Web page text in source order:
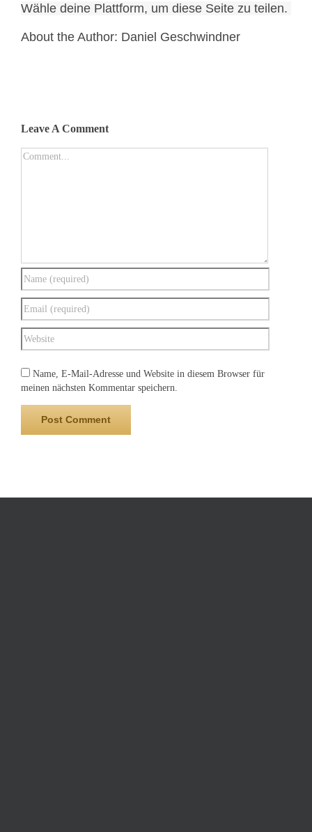
Wähle deine Plattform, um diese Seite zu teilen.
About the Author: Daniel Geschwindner
Leave A Comment
Name, E-Mail-Adresse und Website in diesem Browser für
meinen nächsten Kommentar speichern.